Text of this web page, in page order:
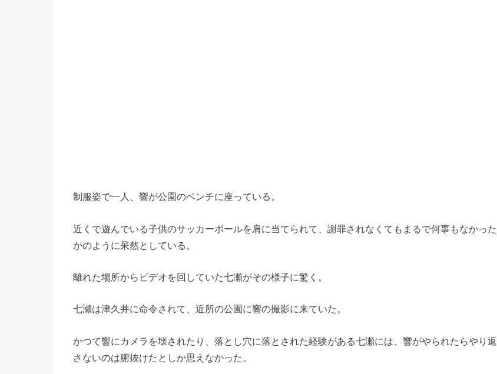
制服姿で一人、響が公園のベンチに座っている。
近くで遊んでいる子供のサッカーボールを肩に当てられて、謝罪されなくてもまるで何事もなかった
かのように呆然としている。
離れた場所からビデオを回していた七瀬がその様子に驚く。
七瀬は津久井に命令されて、近所の公園に響の撮影に来ていた。
かつて響にカメラを壊されたり、落とし穴に落とされた経験がある七瀬には、響がやられたらやり返
さないのは腑抜けたとしか思えなかった。